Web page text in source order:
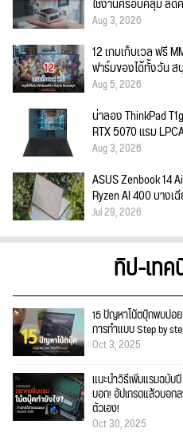
ใช้งานครอบคลุม ลด
Aug 3, 2026
12 เกมเก็บเวล ฟรี
ฟาร์มของได้ทั้งวัน
Aug 5, 2026
น่าลอง ThinkPad
RTX 5070 แรม
Aug 3, 2026
ASUS Zenbook 14
Ryzen AI 400 บางเ
Jul 29, 2026
ทิป-เท
15 ปัญหาโน้ตบุ๊กพบบ่อ
การทำแบบ Step by
Oct 3, 2025
แนะนำวิธีเพิ่มแรมฉบับ
บอก! อัปเกรดแล้วบอก
ตัวเอง!
Oct 30, 2025